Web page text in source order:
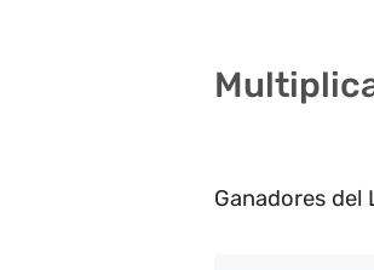
Ganadores